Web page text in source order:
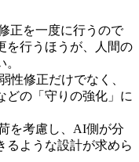
正を一度に行うので
を行うほうが、人間の
性修正だけでなく、
どの「守りの強化」に
を考慮し、AI側が分
るような設計が求めら